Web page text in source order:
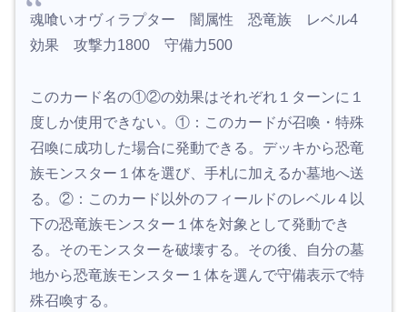
魂喰いオヴィラプター 闇属性 恐竜族 レベル4
効果 攻撃力1800 守備力500
このカード名の①②の効果はそれぞれ１ターンに１
度しか使用できない。①：このカードが召喚・特殊
召喚に成功した場合に発動できる。デッキから恐竜
族モンスター１体を選び、手札に加えるか墓地へ送
る。②：このカード以外のフィールドのレベル４以
下の恐竜族モンスター１体を対象として発動でき
る。そのモンスターを破壊する。その後、自分の墓
地から恐竜族モンスター１体を選んで守備表示で特
殊召喚する。